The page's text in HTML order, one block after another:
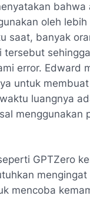
bahwa
oleh
saat, banyak
tersebut
error. Edward
untuk
luangnya
menggunakan
GPTZero
mengingat
mencoba